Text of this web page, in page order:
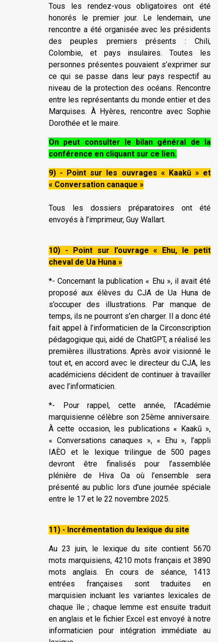
Tous les rendez-vous obligatoires ont été
honorés le premier jour. Le lendemain, une
rencontre a été organisée avec les présidents
des peuples premiers présents : Chili,
Colombie, et pays insulaires. Toutes les
personnes présentes pouvaient s’exprimer sur
ce qui se passe dans leur pays respectif au
niveau de la protection des océans. Rencontre
entre les représentants du monde entier et des
Marquises. À Hyères, rencontre avec Sophie
Dorothée et le maire.
On peut consulter le bilan général de la
conférence en cliquant sur ce lien.
9) - Point sur les ouvrages « Kaakū » et
« Conversation canaque »
Tous les dossiers préparatoires ont été
envoyés à l’imprimeur, Guy Wallart.
10) - Point sur l’ouvrage « Ehu, le petit
cheval de Ua Huna »
*- Concernant la publication « Ehu », il avait été
proposé aux élèves du CJA de Ua Huna de
s’occuper des illustrations. Par manque de
temps, ils ne pourront s’en charger. Il a donc été
fait appel à l’informaticien de la Circonscription
pédagogique qui, aidé de ChatGPT, a réalisé les
premières illustrations. Après avoir visionné le
tout et, en accord avec le directeur du CJA, les
académiciens décident de continuer à travailler
avec l’informaticien.
*- Pour rappel, cette année, l’Académie
marquisienne célèbre son 25ème anniversaire.
À cette occasion, les publications « Kaakū »,
« Conversations canaques », « Ehu », l’appli
IAÈO et le lexique trilingue de 500 pages
devront être finalisés pour l’assemblée
plénière de Hiva Oa où l’ensemble sera
présenté au public lors d’une journée spéciale
entre le 17 et le 22 novembre 2025.
11) - Incrémentation du lexique du site
Au 23 juin, le lexique du site contient 5670
mots marquisiens, 4210 mots français et 3890
mots anglais. En cours de séance, 1413
entrées françaises sont traduites en
marquisien incluant les variantes lexicales de
chaque île ; chaque lemme est ensuite traduit
en anglais et le fichier Excel est envoyé à notre
informaticien pour intégration immédiate au